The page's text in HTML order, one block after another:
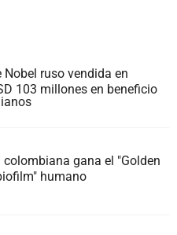
Nobel ruso vendida en
103 millones en beneficio
colombiana gana el "Golden
humano